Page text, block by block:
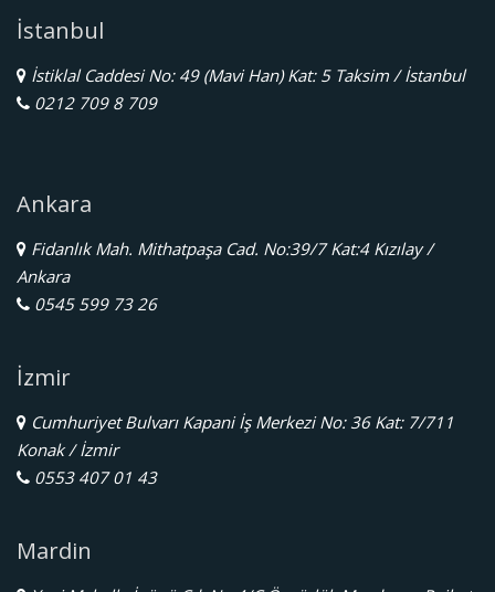
İstanbul
İstiklal Caddesi No: 49 (Mavi Han) Kat: 5 Taksim / İstanbul
0212 709 8 709
Ankara
Fidanlık Mah. Mithatpaşa Cad. No:39/7 Kat:4 Kızılay /
Ankara
0545 599 73 26
İzmir
Cumhuriyet Bulvarı Kapani İş Merkezi No: 36 Kat: 7/711
Konak / İzmir
0553 407 01 43
Mardin